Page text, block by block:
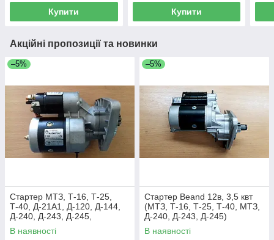
Купити Купити
Акційні пропозиції та новинки
–5%
Стартер МТЗ, Т-16, Т-25,
Т-40, Д-21А1, Д-120, Д-144,
Д-240, Д-243, Д-245,
MAGNETON 12 В 2,7 КВТ
(9142780)
В наявності
–5%
Стартер Beand 12в, 3,5 квт
(МТЗ, Т-16, Т-25, Т-40, МТЗ,
Д-240, Д-243, Д-245)
В наявності